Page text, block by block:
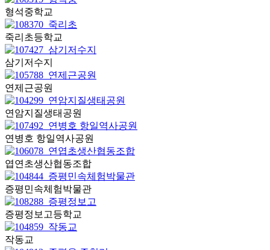
형석중학교
죽리초등학교
삼기저수지
연제근공원
연암지질생태공원
연병호 항일역사공원
엽연초생산협동조합
증평민속체험박물관
증평정보고등학교
작동교